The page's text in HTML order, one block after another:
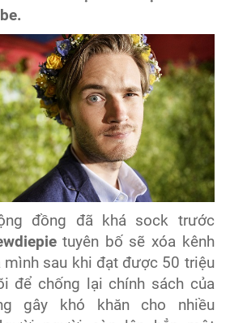
đồng đã khá sock trước
tuyên bố sẽ xóa kênh
mình sau khi đạt được 50 triệu
để chống lại chính sách của
gây khó khăn cho nhiều